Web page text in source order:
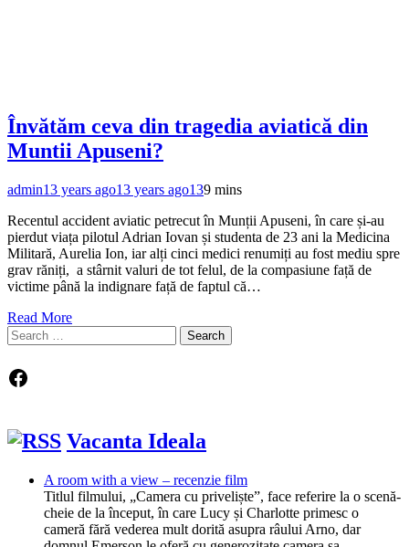
Învătăm ceva din tragedia aviatică din
Muntii Apuseni?
admin13 years ago13 years ago139 mins
Recentul accident aviatic petrecut în Munții Apuseni, în care și-au
pierdut viața pilotul Adrian Iovan și studenta de 23 ani la Medicina
Militară, Aurelia Ion, iar alți cinci medici renumiți au fost mediu spre
grav răniți, a stârnit valuri de tot felul, de la compasiune față de
victime până la indignare față de faptul că…
Read More
Search
for:
Facebook
Vacanta Ideala
A room with a view – recenzie film
Titlul filmului, „Camera cu priveliște”, face referire la o scenă-
cheie de la început, în care Lucy și Charlotte primesc o
cameră fără vederea mult dorită asupra râului Arno, dar